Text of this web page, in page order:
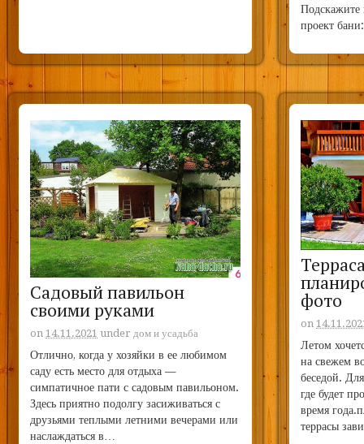
Подскажите
проект
Садовый павильон
своими руками
on14.11.2021 underдом и усадьба
Отлично, когда у хозяйки в ее любимом
саду есть место для отдыха —
симпатичное пати с садовым павильоном.
Здесь приятно подолгу засиживаться с
друзьями теплыми летними вечерами или
наслаждаться в…
фото
on
Летом
на свежем
беседой.
где будет
время
террасы